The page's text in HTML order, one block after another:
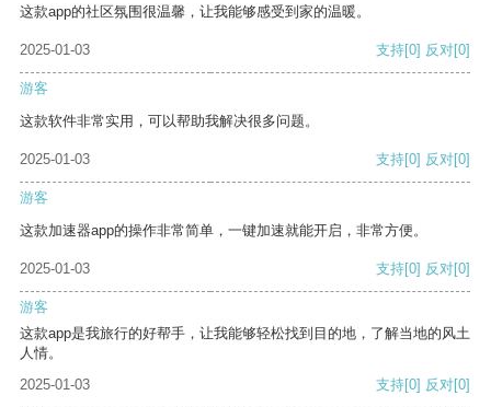
这款app的社区氛围很温馨，让我能够感受到家的温暖。
2025-01-03 支持[0] 反对[0]
游客
这款软件非常实用，可以帮助我解决很多问题。
2025-01-03 支持[0] 反对[0]
游客
这款加速器app的操作非常简单，一键加速就能开启，非常方便。
2025-01-03 支持[0] 反对[0]
游客
这款app是我旅行的好帮手，让我能够轻松找到目的地，了解当地的风土
人情。
2025-01-03
支持[0] 反对[0]